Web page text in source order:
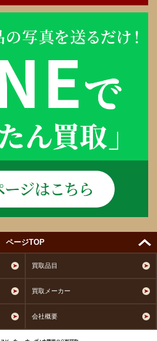
ページTOP
買取品目
買取メーカー
会社概要